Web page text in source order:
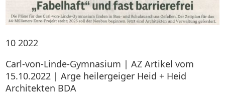
10 2022
Carl-von-Linde-Gymnasium | AZ Artikel vom
15.10.2022 | Arge heilergeiger Heid + Heid
Architekten BDA